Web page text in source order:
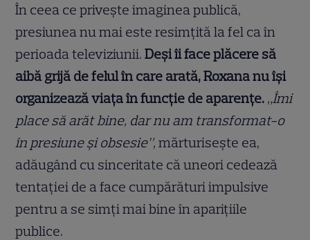
În ceea ce privește imaginea publică,
presiunea nu mai este resimțită la fel ca în
perioada televiziunii.Deși îi face plăcere să
aibă grijă de felul în care arată, Roxana nu își
organizează viața în funcție de aparențe. „Îmi
place să arăt bine, dar nu am transformat-o
în presiune și obsesie”,mărturisește ea,
adăugând cu sinceritate că uneori cedează
tentației de a face cumpărături impulsive
pentru a se simți mai bine în aparițiile
publice.